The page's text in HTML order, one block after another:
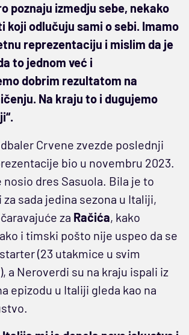
poznaju izmedju sebe, nekako
koji odlučuju sami o sebi. Imamo
reprezentaciju i mislim da je
to jednom već i
dobrim rezultatom na
Na kraju to i dugujemo
Crvene zvezde poslednji
bio u novembru 2023.
nosio dres Sasuola. Bila je to
sada jedina sezona u Italiji,
za Račića, kako
i timski pošto nije uspeo da se
(23 utakmice u svim
a Neroverdi su na kraju ispali iz
epizodu u Italiji gleda kao na